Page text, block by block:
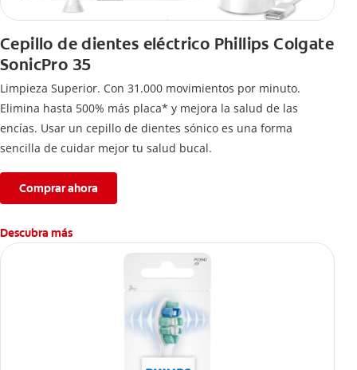
Cepillo de dientes eléctrico Phillips Colgate
SonicPro 35
Limpieza Superior. Con 31.000 movimientos por minuto.
Elimina hasta 500% más placa* y mejora la salud de las
encías. Usar un cepillo de dientes sónico es una forma
sencilla de cuidar mejor tu salud bucal.
Comprar ahora
Descubra más